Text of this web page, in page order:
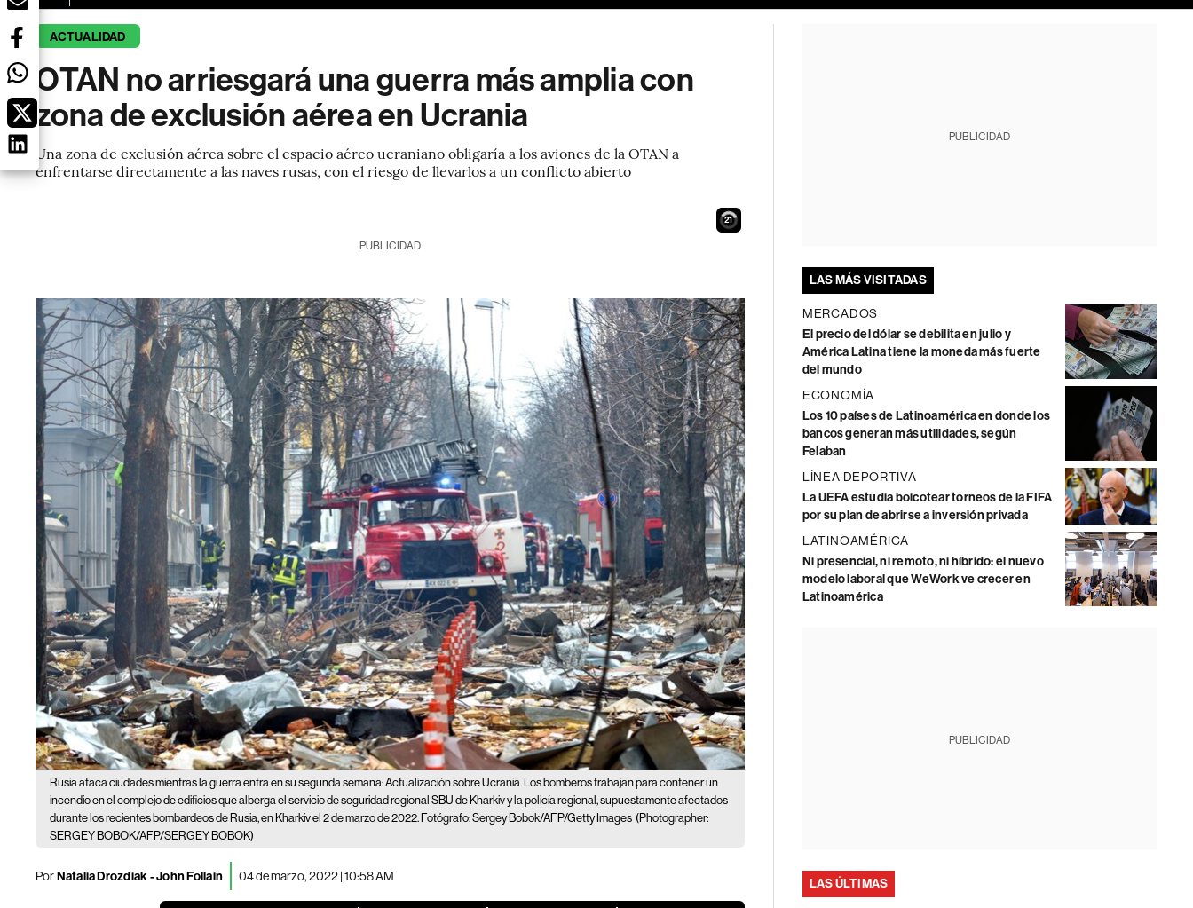
ACTUALIDAD
OTAN no arriesgará una guerra más amplia con
zona de exclusión aérea en Ucrania
Una zona de exclusión aérea sobre el espacio aéreo ucraniano obligaría a los aviones de la OTAN a
enfrentarse directamente a las naves rusas, con el riesgo de llevarlos a un conflicto abierto
20
PUBLICIDAD
Rusia ataca ciudades mientras la guerra entra en su segunda semana: Actualización sobre Ucrania Los bomberos trabajan para contener un
incendio en el complejo de edificios que alberga el servicio de seguridad regional SBU de Kharkiv y la policía regional, supuestamente afectados
durante los recientes bombardeos de Rusia, en Kharkiv el 2 de marzo de 2022. Fotógrafo: Sergey Bobok/AFP/Getty Images (Photographer:
SERGEY BOBOK/AFP/SERGEY BOBOK)
PorNatalia Drozdiak - John Follain 04 de marzo, 2022 | 10:58 AM
PUBLICIDAD
LAS MÁS VISITADAS
MERCADOS
El precio del dólar se debilita en julio y
América Latina tiene la moneda más fuerte
del mundo
ECONOMÍA
Los 10 países de Latinoamérica en donde los
bancos generan más utilidades, según
Felaban
LÍNEA DEPORTIVA
La UEFA estudia boicotear torneos de la FIFA
por su plan de abrirse a inversión privada
LATINOAMÉRICA
Ni presencial, ni remoto, ni híbrido: el nuevo
modelo laboral que WeWork ve crecer en
Latinoamérica
PUBLICIDAD
LAS ÚLTIMAS